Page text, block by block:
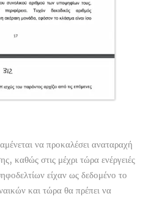
να προκαλέσει αναταραχή
καθώς στις μέχρι τώρα ενέργειές
είχαν ως δεδομένο το
και τώρα θα πρέπει να